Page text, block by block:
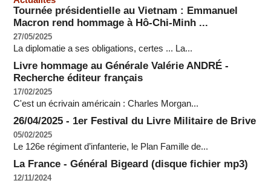
Tournée présidentielle au Vietnam : Emmanuel
Macron rend hommage à Hô-Chi-Minh ...
27/05/2025
La diplomatie a ses obligations, certes ... La...
Livre hommage au Générale Valérie ANDRÉ -
Recherche éditeur français
17/02/2025
C'est un écrivain américain : Charles Morgan...
26/04/2025 - 1er Festival du Livre Militaire de Brive
05/02/2025
Le 126e régiment d’infanterie, le Plan Famille de...
La France - Général Bigeard (disque fichier mp3)
12/11/2024